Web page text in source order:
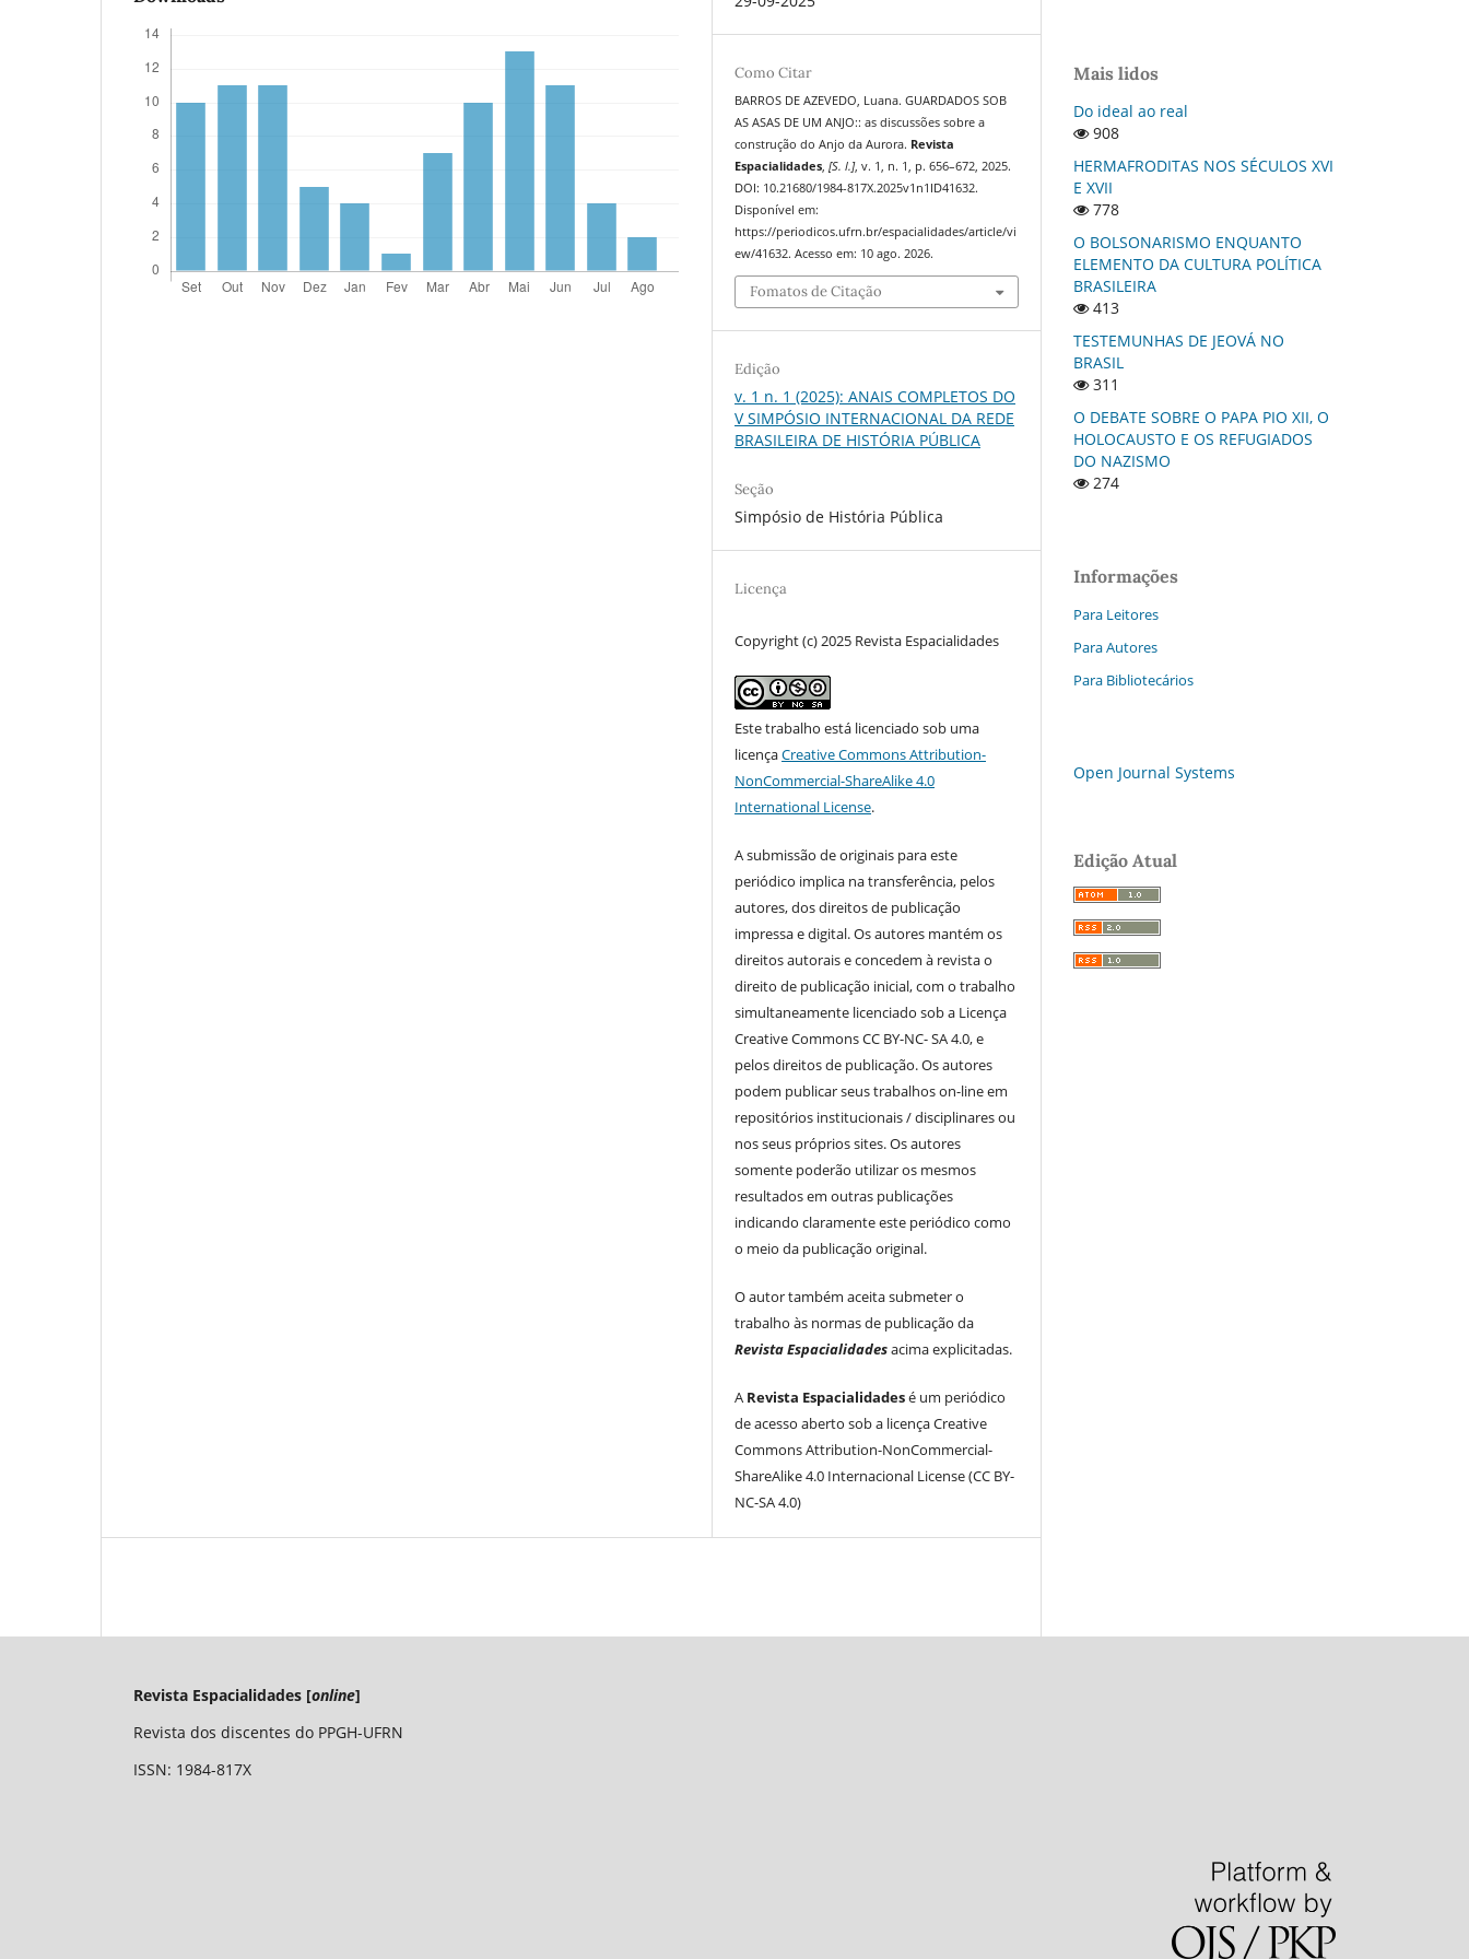
Como Citar
BARROS DE AZEVEDO, Luana. GUARDADOS SOB
AS ASAS DE UM ANJO:: as discussões sobre a
construção do Anjo da Aurora. Revista
Espacialidades ,[S. l.], v. 1, n. 1, p. 656–672, 2025.
DOI: 10.21680/1984-817X.2025v1n1ID41632.
Disponível em:
https://periodicos.ufrn.br/espacialidades/article/vi
ew/41632. Acesso em: 10 ago. 2026.
Fomatos de Citação
Edição
v. 1 n. 1 (2025): ANAIS COMPLETOS DO
V SIMPÓSIO INTERNACIONAL DA REDE
BRASILEIRA DE HISTÓRIA PÚBLICA
Seção
Simpósio de História Pública
Licença
Copyright (c) 2025 Revista Espacialidades
Este trabalho está licenciado sob uma
licençaCreative Commons Attribution-
NonCommercial-ShareAlike 4.0
International License.
A submissão de originais para este
periódico implica na transferência, pelos
autores, dos direitos de publicação
impressa e digital. Os autores mantém os
direitos autorais e concedem à revista o
direito de publicação inicial, com o trabalho
simultaneamente licenciado sob a Licença
Creative Commons CC BY-NC- SA 4.0, e
pelos direitos de publicação. Os autores
podem publicar seus trabalhos on-line em
repositórios institucionais / disciplinares ou
nos seus próprios sites. Os autores
somente poderão utilizar os mesmos
resultados em outras publicações
indicando claramente este periódico como
o meio da publicação original.
O autor também aceita submeter o
trabalho às normas de publicação da
Revista Espacialidadesacima explicitadas.
A Revista Espacialidadesé um periódico
de acesso aberto sob a licença Creative
Commons Attribution-NonCommercial-
ShareAlike 4.0 Internacional License (CC BY-
NC-SA 4.0)
Mais lidos
Do ideal ao real
908
HERMAFRODITAS NOS SÉCULOS XVI
E XVII
778
O BOLSONARISMO ENQUANTO
ELEMENTO DA CULTURA POLÍTICA
BRASILEIRA
413
TESTEMUNHAS DE JEOVÁ NO
BRASIL
311
O DEBATE SOBRE O PAPA PIO XII, O
HOLOCAUSTO E OS REFUGIADOS
DO NAZISMO
274
Informações
Para Leitores
Para Autores
Para Bibliotecários
Open Journal Systems
Edição Atual
Revista Espacialidades [online]
Revista dos discentes do PPGH-UFRN
ISSN: 1984-817X